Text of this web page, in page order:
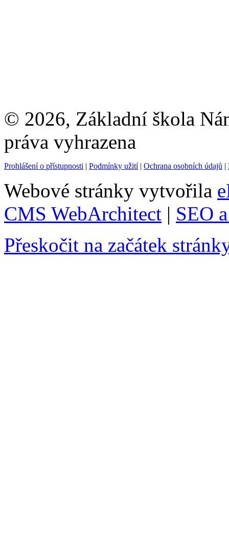
© 2026, Základní škola
práva vyhrazena
Prohlášení o přístupnosti | Podmínky užití| Ochrana osobních údajů |
Webové stránky vytvořila
CMS WebArchitect | SEO
Přeskočit na začátek